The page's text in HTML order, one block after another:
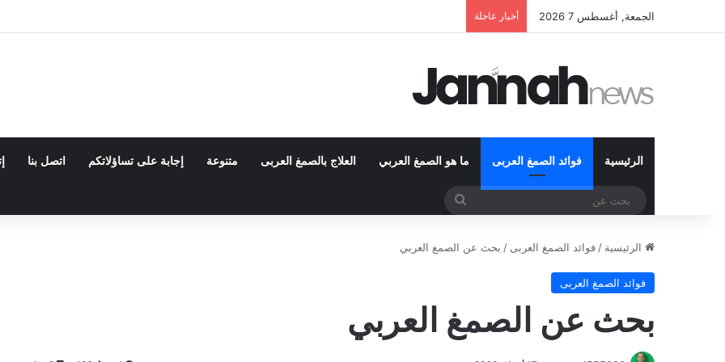
الجمعة, أغسطس 7 2026 أخبار عاجلة
الرئيسية فوائد الصمغ العربى ما هو الصمغ العربي العلاج بالصمغ العربى متنوعة إجابة على تساؤلاتكم اتصل بنا
بحث
الرئيسية / فوائد الصمغ العربى / بحث عن الصمغ العربي
فوائد الصمغ العربى
بحث عن الصمغ العربي